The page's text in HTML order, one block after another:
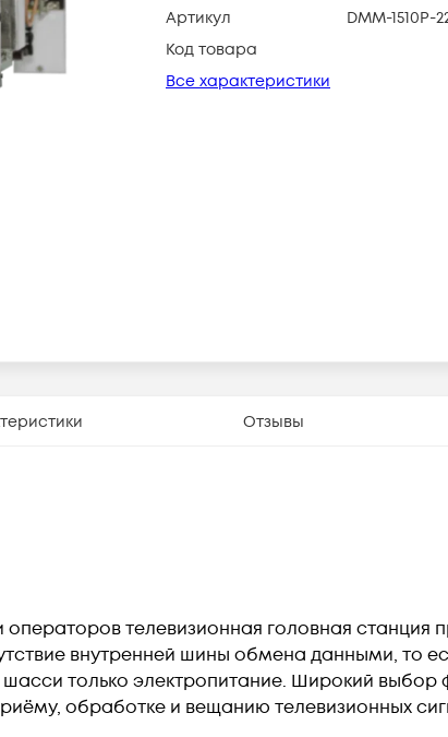
Артикул
DMM-1510P-
Код товара
Все характеристики
Отзывы
телевизионная головная станция
внутренней шины обмена данными, то
шасси только электропитание. Широкий
обработке и вещанию телевизионных